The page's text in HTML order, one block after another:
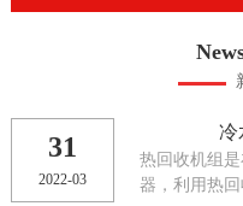
31
2022-03
冷
热回收机组
器，利用热回